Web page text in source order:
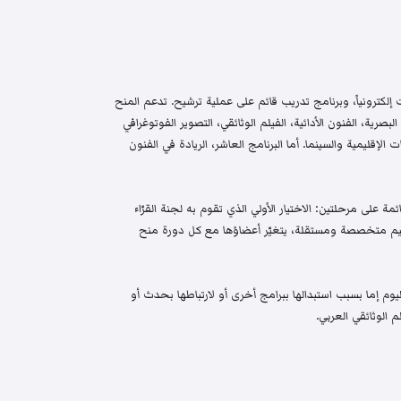
وبرنامج تدريب قائم على عملية ترشيح. تدعم المنح
الفنون الأدائية، الفيلم الوثائقي، التصوير الفوتوغرافي
والسينما. أما البرنامج العاشر، الريادة في الفنون
قائمة على مرحلتين: الاختيار الأولي الذي تقوم به لجنة القرّاء
متخصصة ومستقلة، يتغيّر أعضاؤها مع كل دورة منح
إما بسبب استبدالها ببرامج أخرى أو لارتباطها بحدث أو
الوثائقي العربي.